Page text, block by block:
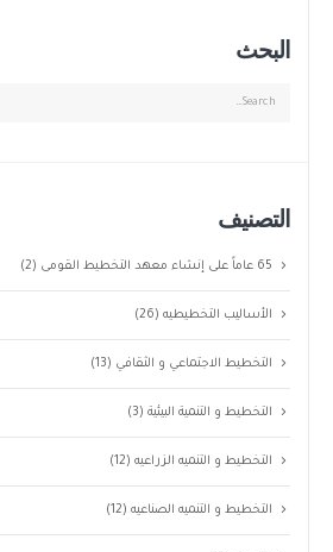
البحث
التصنيف
65 عاماً على إنشاء معهد التخطيط القومى (2)
الأساليب التخطيطيه(26)
التخطيط الاجتماعي و الثقافي (13)
التخطيط و التنمية البيئية(3)
التخطيط و التنميه الزراعيه(12)
التخطيط و التنميه الصناعيه(12)